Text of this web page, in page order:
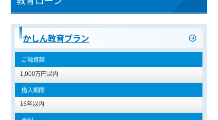
かしん教育プラン
1,000万円以内
16年以内